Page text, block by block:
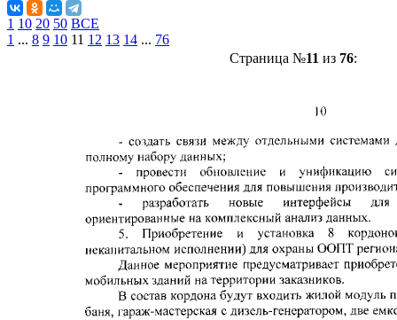
1 10 20 50 ВСЕ
1 ... 8 9 10 11 12 13 14 ... 76
Страница №11 из 76: